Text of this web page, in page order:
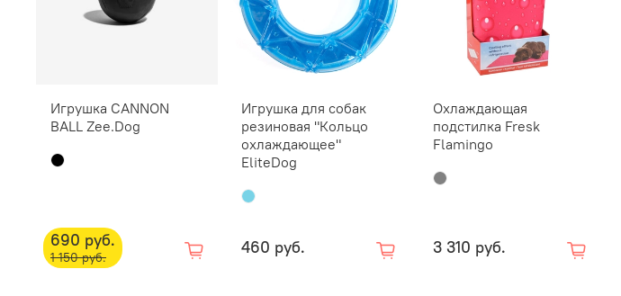
Игрушка CANNON
BALL Zee.Dog
690 руб.
1 150 руб.
Игрушка для собак
резиновая "Кольцо
охлаждающее"
EliteDog
460 руб.
Охлаждающая
подстилка Fresk
Flamingo
3 310 руб.